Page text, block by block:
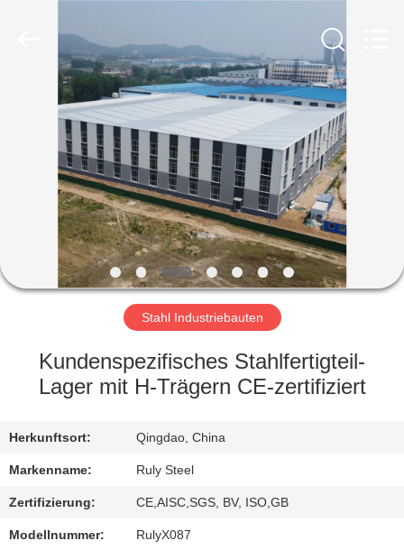
HAUS
PRODUKTE
VIDEOS
VR
SHOW
ÜBER
UNS
FABRIK-
AUSFLUG
QUALITÄTSKONTROLLE
Stahl Industriebauten
Kundenspezifisches Stahlfertigteil-
Lager mit H-Trägern CE-zertifiziert
Herkunftsort: Qingdao, China
Markenname: Ruly Steel
Zertifizierung: CE,AISC,SGS, BV, ISO,GB
Modellnummer: RulyX087